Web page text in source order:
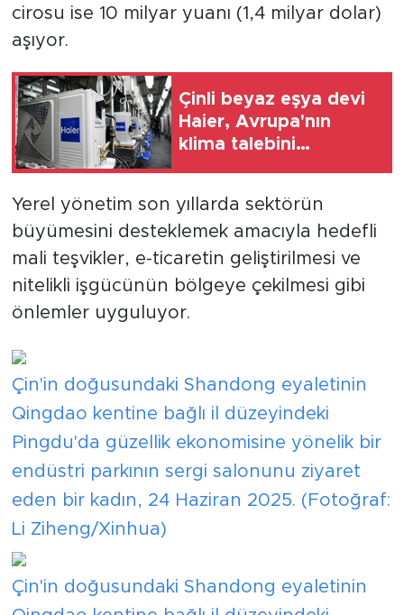
cirosu ise 10 milyar yuanı (1,4 milyar dolar)
aşıyor.
Çinli beyaz eşya devi
Haier, Avrupa'nın
klima talebini
Yerel yönetim son yıllarda sektörün
büyümesini desteklemek amacıyla hedefli
mali teşvikler, e-ticaretin geliştirilmesi ve
nitelikli işgücünün bölgeye çekilmesi gibi
önlemler uyguluyor.
Çin'in doğusundaki Shandong eyaletinin
Qingdao kentine bağlı il düzeyindeki
Pingdu'da güzellik ekonomisine yönelik bir
endüstri parkının sergi salonunu ziyaret
eden bir kadın, 24 Haziran 2025. (Fotoğraf:
Li Ziheng/Xinhua)
Çin'in doğusundaki Shandong eyaletinin